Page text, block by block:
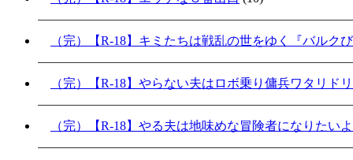
（完）【R-18】キミたちは戦乱の世をゆく『バルク
（完）【R-18】やらない夫はロボ乗り傭兵ワタリド
（完）【R-18】やる夫は地味めな冒険者になりたい